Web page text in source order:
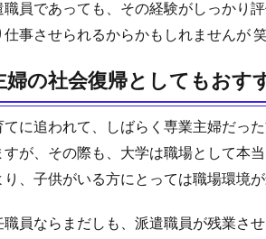
職員であっても、その経験がしっかり
仕事させられるからかもしれませんが
婦の社会復帰としてもおす
てに追われて、しばらく専業主婦だっ
すが、その際も、大学は職場として本当
り、子供がいる方にとっては職場環境が
職員ならまだしも、派遣職員が残業さ